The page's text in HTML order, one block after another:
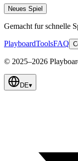
Neues Spiel
Gemacht fur schnelle
PlayboardToolsFAQ
© 2025–2026
DE▾